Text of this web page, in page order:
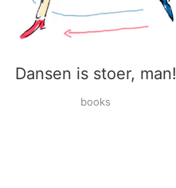
Dansen is stoer, man!
books